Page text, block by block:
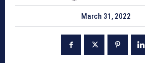
March 31, 2022